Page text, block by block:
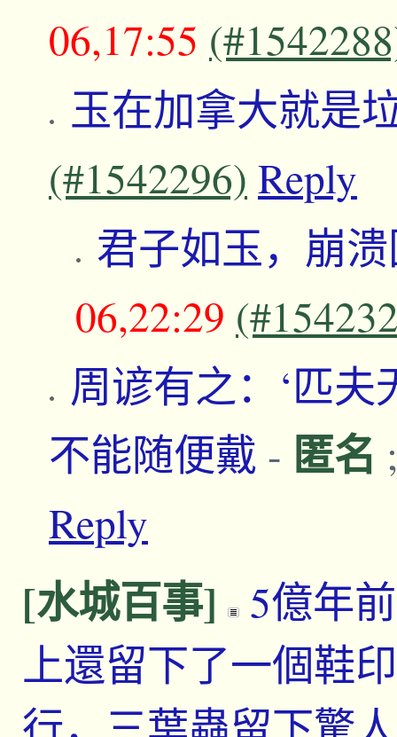
06,17:55
玉在加拿大就是
(#1542296) Reply
君子如玉，崩
06,22:29
周谚有之：‘匹夫
不能随便戴 - 匿名
Reply
[水城百事]
5億年
上還留下了一個鞋